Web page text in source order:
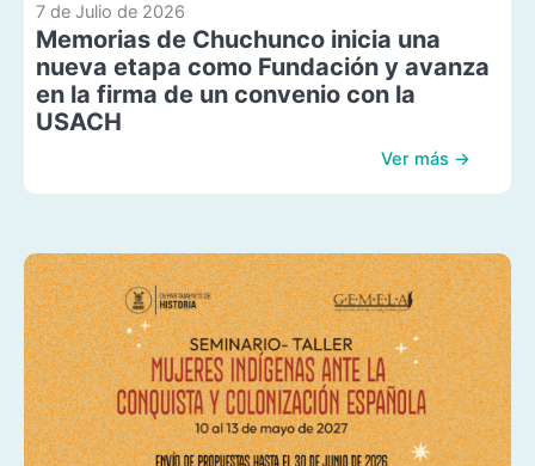
7 de Julio de 2026
Memorias de Chuchunco inicia una
nueva etapa como Fundación y avanza
en la firma de un convenio con la
USACH
Ver más →